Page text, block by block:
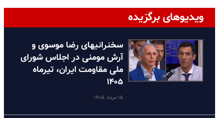
ویدیوهای برگزیده
سخنرانیهای رضا موسوی و
آرش مومنی در اجلاس شورای
ملی مقاومت ایران، تیرماه
۱۴۰۵
۱۵ مرداد ۱۴۰۵